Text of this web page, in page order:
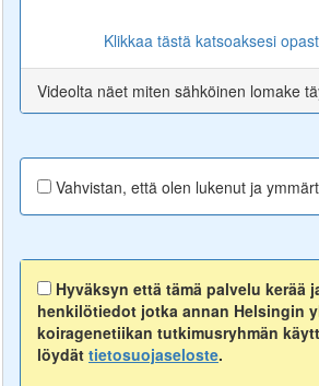
Klikkaa tästä katsoaksesi
Videolta näet miten sähköinen lomake
Vahvistan, että olen lukenut ja
Hyväksyn että tämä palvelu kerää
henkilötiedot jotka annan Helsingin
koiragenetiikan tutkimusryhmän
löydät tietosuojaseloste.